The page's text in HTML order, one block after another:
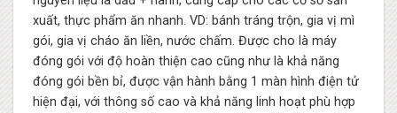
xuất, thực phẩm ăn nhanh. VD: bánh tráng trộn, gia vị mì
gói, gia vị cháo ăn liền, nước chấm. Được cho là máy
đóng gói với độ hoàn thiện cao cũng như là khả năng
đóng gói bền bỉ, được vận hành bằng 1 màn hình điện tử
hiện đại, với thông số cao và khả năng linh hoạt phù hợp